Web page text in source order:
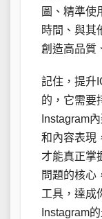
圖、精準使
時間、與其
創造高品質
記住，提升
的，它需要
Instagram
和內容表現
才能真正掌
問題的核心
工具，達成
Instagram